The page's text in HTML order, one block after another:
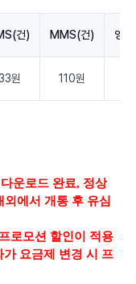
건) MMS(건) 영
원 110원
운로드 완료, 정상
에서 개통 후 유심
로모션 할인이 적용
요금제 변경 시 프